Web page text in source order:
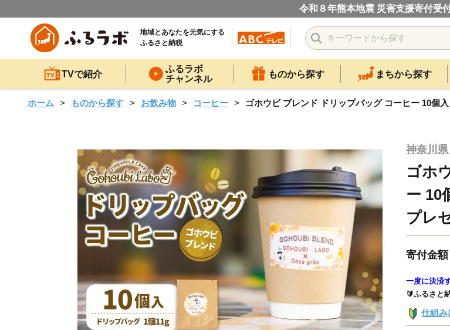
令和８年熊本地震 災害支援寄付受
地域とあなたを元気にする
ふるさと納税
TVで紹介
ふるラボ
チャンネル
ものから探す まちから探す
ホーム ものから探す お飲み物 コーヒー ゴホウビ ブレンド ドリップバッグ コーヒー 10個
神奈川
ゴホ
ー 10
プレ
寄付金額
一度に決済
🔰ふるさと
仕組み